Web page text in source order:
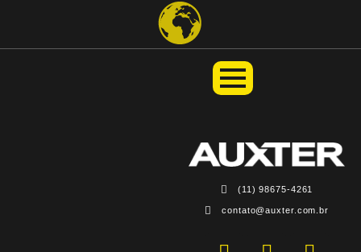
(11) 98675-4261
contato@auxter.com.br